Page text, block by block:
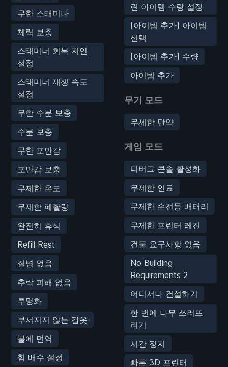
무한 스태미나
체력 보충
스태미너 회복 지연
설정
스태미너 재생 속도
설정
무한 수분 보충
수분 보충
무한 포만감
포만감 보충
무제한 온도
무제한 폐활량
완전히 휴식
Refill Rest
질병 없음
추락 피해 없음
투명화
부서지지 않는 갑옷
불에 면역
힘 배수 설정
린 아이템 수량 설정
[아이템 추가] 아이템
선택
[아이템 추가] 수량
아이템 추가
무기 모드
무제한 탄약
게임 모드
디버그 콘솔 활성화
무제한 연료
무제한 손전등 배터리
무제한 프린터 레진
건물 요구사항 없음
No Building
Requirements 2
어디서나 건설하기
한 번에 나무 쓰러뜨
리기
시간 정지
빠른 3D 프린터